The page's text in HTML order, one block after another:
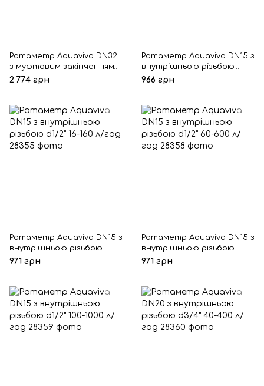
Ротаметр Aquaviva DN32
з муфтовим закінченням
d40 мм 600-6000 л/год
2 774 грн
Ротаметр Aquaviva DN15 з
внутрішньою різьбою
d1/2" 10-100 л/год
966 грн
Ротаметр Aquaviva DN15 з
внутрішньою різьбою
d1/2" 16-160 л/год
971 грн
Ротаметр Aquaviva DN15 з
внутрішньою різьбою
d1/2" 60-600 л/год
971 грн